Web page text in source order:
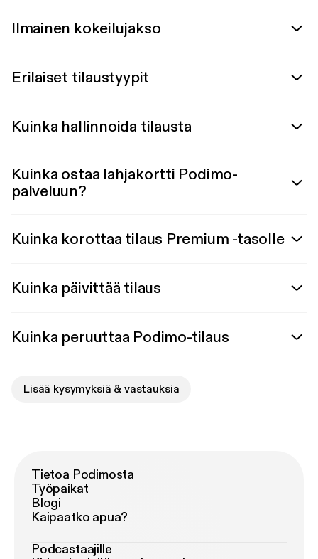
Ilmainen kokeilujakso
Erilaiset tilaustyypit
Kuinka hallinnoida tilausta
Kuinka ostaa lahjakortti Podimo-
palveluun?
Kuinka korottaa tilaus Premium -tasolle
Kuinka päivittää tilaus
Kuinka peruuttaa Podimo-tilaus
Lisää kysymyksiä & vastauksia
Tietoa Podimosta
Työpaikat
Blogi
Kaipaatko apua?
Podcastaajille